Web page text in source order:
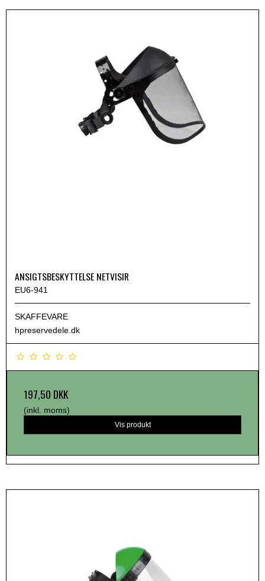
ANSIGTSBESKYTTELSE NETVISIR
EU6-941
SKAFFEVARE
hpreservedele.dk
197,50 DKK
(inkl. moms)
Vis produkt